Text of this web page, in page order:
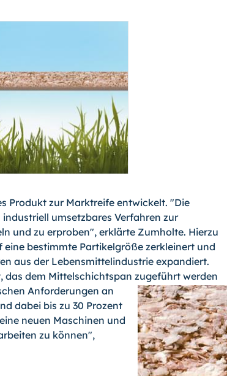
Produkt zur Marktreife entwickelt. "Die
umsetzbares Verfahren zur
und zu erproben", erklärte Zumholte. Hierzu
bestimmte Partikelgröße zerkleinert und
aus der Lebensmittelindustrie expandiert.
dem Mittelschichtspan zugeführt werden
Anforderungen an
dabei bis zu 30 Prozent
neuen Maschinen und
zu können",